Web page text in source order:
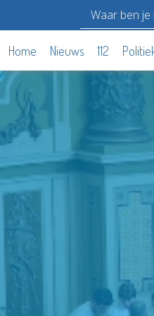
Home Nieuws 112